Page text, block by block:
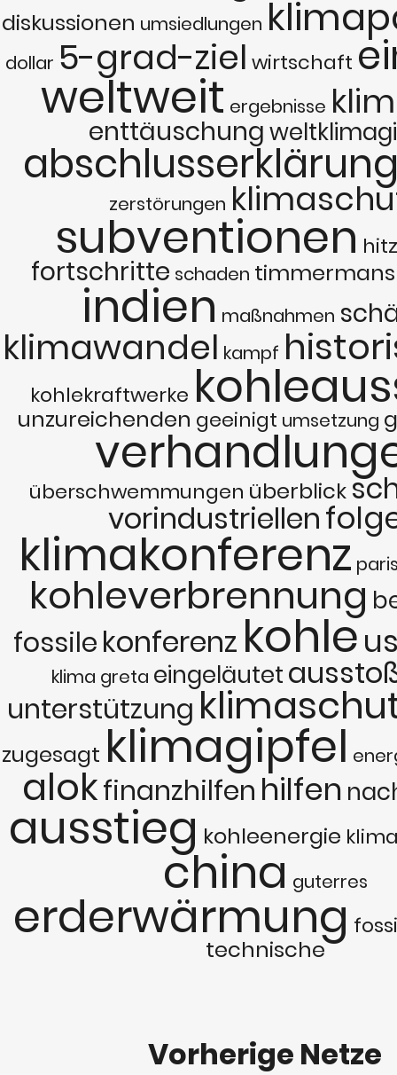
diskussionen umsiedlungen
dollar 5-grad-ziel wirtschaft
weltweit ergebnisse
enttäuschung
zerstörungen
subventionen
fortschritte schaden timmermans
indien maßnahmen
klimawandel kampf
kohlekraftwerke
unzureichenden geeinigt umsetzung
überschwemmungen überblick
vorindustriellen
klimakonferenz
kohleverbrennung
fossilekonferenz kohle
klima greta eingeläutet
unterstützung
zugesagt klimagipfel
alokfinanzhilfen hilfen
ausstieg kohleenergie
china guterres
erderwärmung
technische
Vorherige Netze